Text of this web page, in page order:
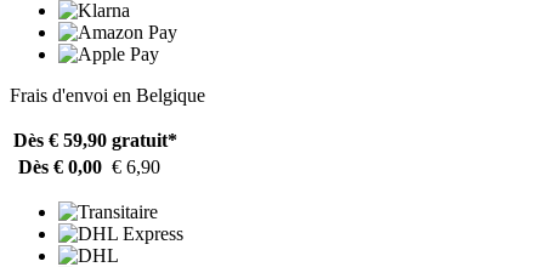
Frais d'envoi en Belgique
Dès € 59,90 gratuit*
Dès € 0,00 € 6,90